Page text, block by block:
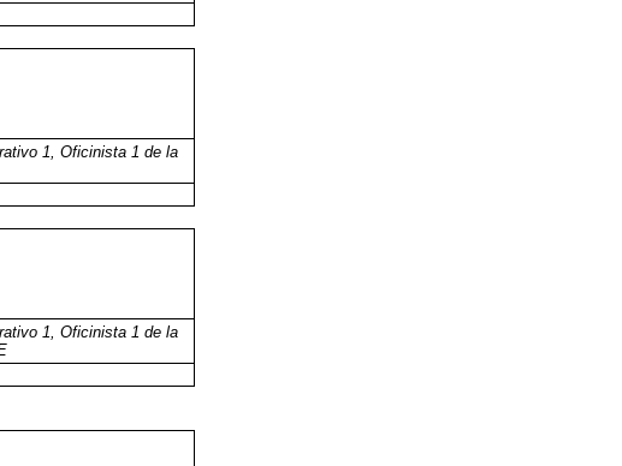
1, Oficinista 1 de la
1, Oficinista 1 de la